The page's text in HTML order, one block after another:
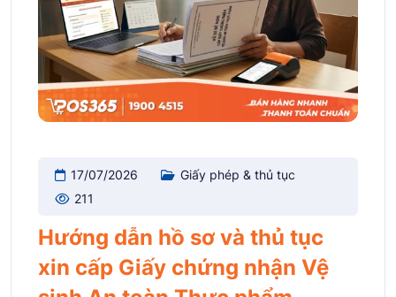
17/07/2026
Giấy phép & thủ tục
211
Hướng dẫn hồ sơ và thủ tục
xin cấp Giấy chứng nhận Vệ